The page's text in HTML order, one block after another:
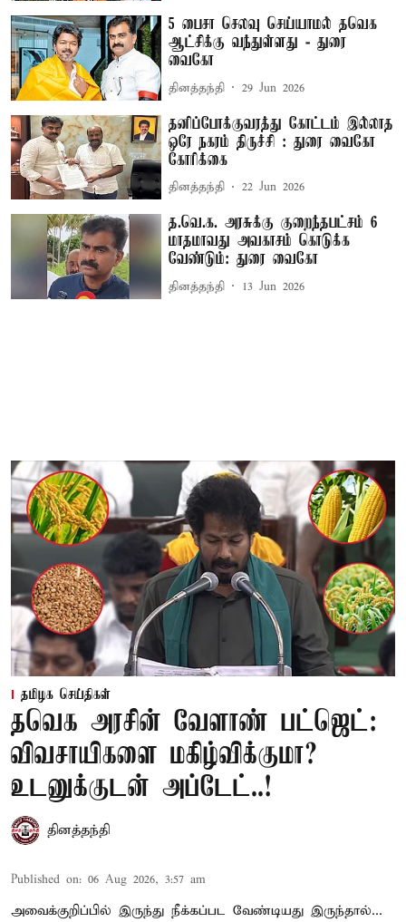
5 பைசா செலவு செய்யாமல் தவெக
ஆட்சிக்கு வந்துள்ளது - துரை
வைகோ
தினத்தந்தி 29 Jun 2026
தனிப்போக்குவரத்து கோட்டம் இல்லாத
ஒரே நகரம் திருச்சி : துரை வைகோ
கோரிக்கை
தினத்தந்தி 22 Jun 2026
த.வெ.க. அரசுக்கு குறைந்தபட்சம் 6
மாதமாவது அவகாசம் கொடுக்க
வேண்டும்: துரை வைகோ
தினத்தந்தி 13 Jun 2026
தமிழக செய்திகள்
தவெக அரசின் வேளாண் பட்ஜெட்:
விவசாயிகளை மகிழ்விக்குமா?
உடனுக்குடன் அப்டேட்..!
தினத்தந்தி
Published on: 06 Aug 2026, 3:57 am
அவைக்குறிப்பில் இருந்து நீக்கப்பட வேண்டியது இருந்தால்...